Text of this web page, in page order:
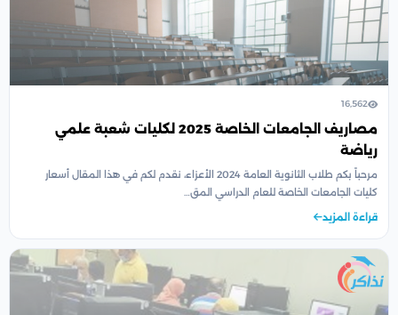
16,562
مصاريف الجامعات الخاصة 2025 لكليات شعبة علمي
رياضة
مرحباً بكم طلاب الثانوية العامة 2024 الأعزاء، نقدم لكم في هذا المقال أسعار
كليات الجامعات الخاصة للعام الدراسي المق…
قراءة المزيد